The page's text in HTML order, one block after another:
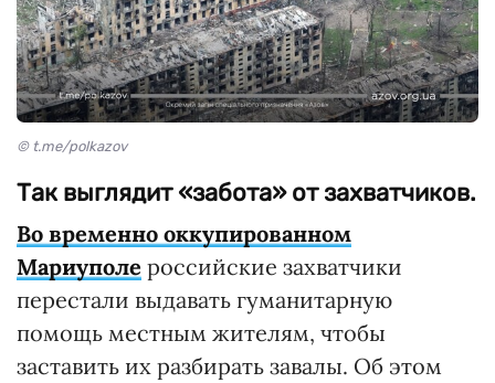
© t.me/polkazov
Так выглядит «забота» от захватчиков.
Во временно оккупированном
Мариуполе российские захватчики
перестали выдавать гуманитарную
помощь местным жителям, чтобы
заставить их разбирать завалы. Об этом